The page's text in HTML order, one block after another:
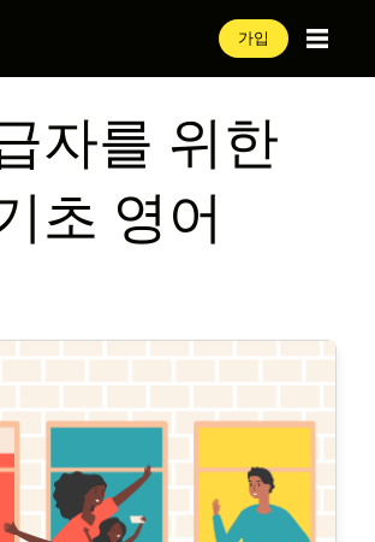
가입
자를 위한
초 영어